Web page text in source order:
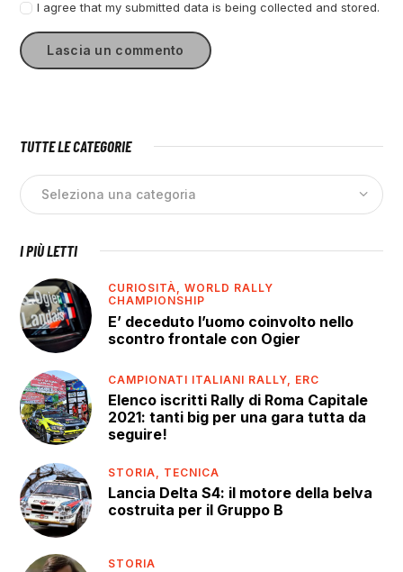
I agree that my submitted data is being collected and stored.
TUTTE LE CATEGORIE
I PIÙ LETTI
CURIOSITÀ,WORLD RALLY
CHAMPIONSHIP
E’ deceduto l’uomo coinvolto nello
scontro frontale con Ogier
CAMPIONATI ITALIANI RALLY, ERC
Elenco iscritti Rally di Roma Capitale
2021: tanti big per una gara tutta da
seguire!
STORIA, TECNICA
Lancia Delta S4: il motore della belva
costruita per il Gruppo B
STORIA